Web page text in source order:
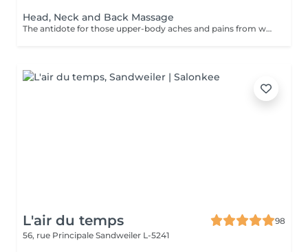
Head, Neck and Back Massage
The antidote for those upper-body aches and pains from working at a desk or from exercise such as playing golf, tennis and lifting weights. The combination of assisted stretch and deep-tissue massage will help increase flexibility and movement from the hips upwards.
L'air du temps
98
56, rue Principale Sandweiler L-5241